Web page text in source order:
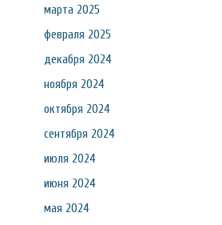
марта 2025
февраля 2025
декабря 2024
ноября 2024
октября 2024
сентября 2024
июля 2024
июня 2024
мая 2024